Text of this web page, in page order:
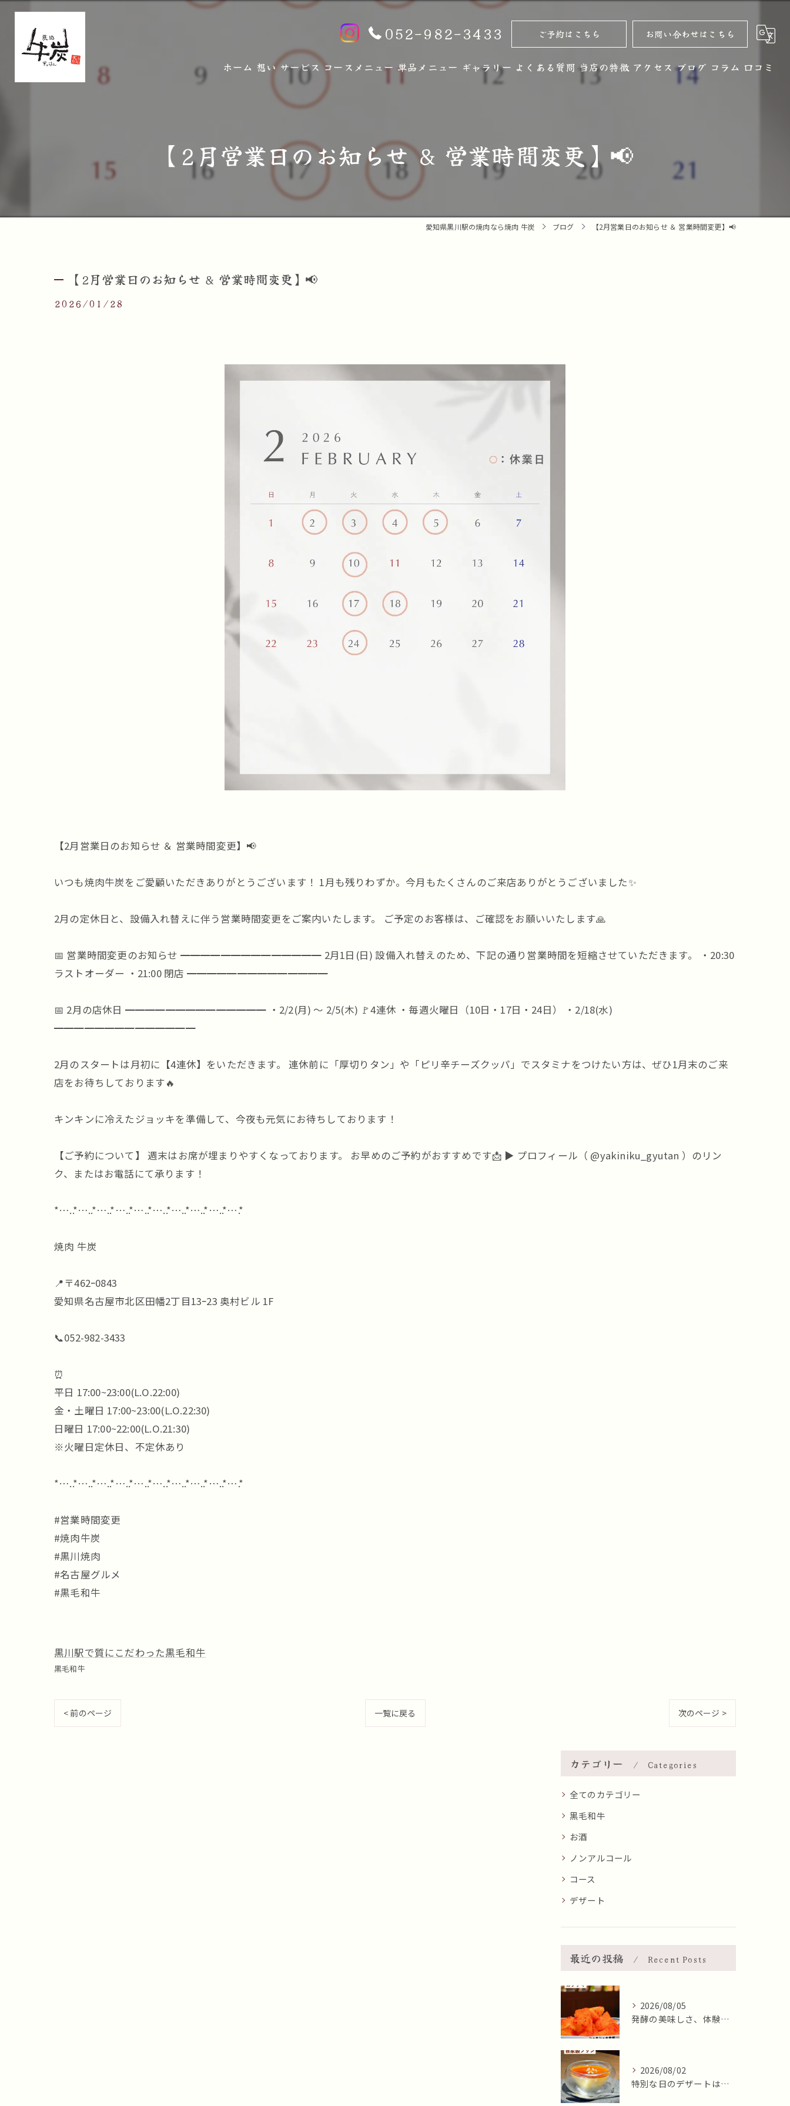
052-982-3433 ご予約はこちら お問い合わせはこちら
ホーム 想い サービス コースメニュー 単品メニュー ギャラリー よくある質問 当店の特徴
ノンアルコール
デザート
アクセス ブログ コラム 口コミ
【2月営業日のお知らせ ＆ 営業時間変更】📢
愛知県黒川駅の焼肉なら焼肉 牛炭 ブログ 【2月営業日のお知らせ ＆ 営業時間変更】📢
【2月営業日のお知らせ ＆ 営業時間変更】📢
2026/01/28
【2月営業日のお知らせ ＆ 営業時間変更】📢
いつも焼肉牛炭をご愛顧いただきありがとうございます！ 1月も残りわずか。今月もたくさんのご来店ありがとうございました✨
2月の定休日と、設備入れ替えに伴う営業時間変更をご案内いたします。 ご予定のお客様は、ご確認をお願いいたします🙏
📅 営業時間変更のお知らせ ━━━━━━━━━━━━━━ 2月1日(日) 設備入れ替えのため、下記の通り営業時間を短縮させていただきます。 ・20:30
ラストオーダー ・21:00 閉店 ━━━━━━━━━━━━━━
📅 2月の店休日 ━━━━━━━━━━━━━━ ・2/2(月) 〜 2/5(木) 🚩4連休 ・毎週火曜日（10日・17日・24日） ・2/18(水)
━━━━━━━━━━━━━━
2月のスタートは月初に【4連休】をいただきます。 連休前に「厚切りタン」や「ピリ辛チーズクッパ」でスタミナをつけたい方は、ぜひ1月末のご来
店をお待ちしております🔥
キンキンに冷えたジョッキを準備して、今夜も元気にお待ちしております！
【ご予約について】 週末はお席が埋まりやすくなっております。 お早めのご予約がおすすめです📩 ▶︎ プロフィール（ @yakiniku_gyutan ）のリン
ク、またはお電話にて承ります！
*…..*…..*…..*…..*…..*…..*…..*…..*…..*….*
焼肉 牛炭
📍〒462ｰ0843
愛知県名古屋市北区田幡2丁目13ｰ23 奥村ビル 1F
📞052-982-3433
⏰
平日 17:00~23:00(L.O.22:00)
金・土曜日 17:00~23:00(L.O.22:30)
日曜日 17:00~22:00(L.O.21:30)
※火曜日定休日、不定休あり
*…..*…..*…..*…..*…..*…..*…..*…..*…..*….*
#営業時間変更
#焼肉牛炭
#黒川焼肉
#名古屋グルメ
#黒毛和牛
黒川駅で質にこだわった黒毛和牛
黒毛和牛
< 前のページ 一覧に戻る 次のページ >
カテゴリー Categories
全てのカテゴリー
黒毛和牛
お酒
ノンアルコール
コース
デザート
最近の投稿 Recent Posts
2026/08/05
発酵の美味しさ、体験しませんか？🧄
2026/08/02
特別な日のデザートはいかがですか🍮✨？本日8月2日はおやつの...